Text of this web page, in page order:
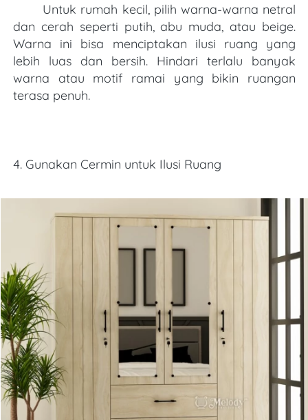
Untuk rumah kecil, pilih warna-warna netral
dan cerah seperti putih, abu muda, atau beige.
Warna ini bisa menciptakan ilusi ruang yang
lebih luas dan bersih. Hindari terlalu banyak
warna atau motif ramai yang bikin ruangan
terasa penuh.
4. Gunakan Cermin untuk Ilusi Ruang